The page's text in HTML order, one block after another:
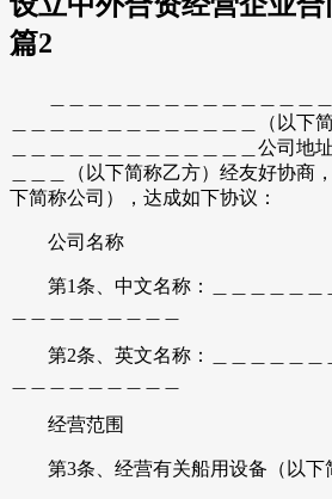
篇2
＿＿＿＿＿＿＿＿＿＿＿＿＿＿＿
＿＿＿＿＿＿＿＿＿＿＿＿＿（以下
＿＿＿＿＿＿＿＿＿＿＿＿＿公司地
＿＿＿（以下简称乙方）经友好协商
下简称公司），达成如下协议：
公司名称
第1条、中文名称：＿＿＿＿＿＿
第2条、英文名称：＿＿＿＿＿＿
经营范围
第3条、经营有关船用设备（以下